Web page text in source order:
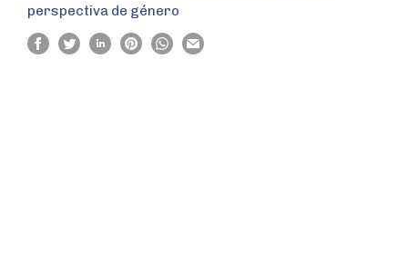
perspectiva de género